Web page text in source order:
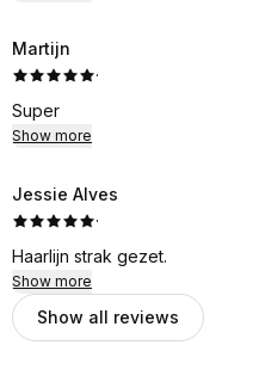
Martijn
·
Super
Show more
Jessie Alves
·
Haarlijn strak gezet.
Show more
Show all reviews